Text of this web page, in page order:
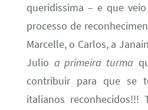
queridissima – e que
processo de
Marcelle, o Carlos, a
Julio a primeira turma
contribuir para que se
italianos reconhecidos!!!